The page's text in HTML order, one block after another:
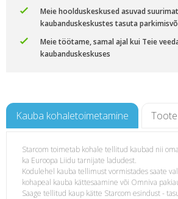
Meie hoolduskeskused asuvad
kaubanduskeskustes tasuta
Meie töötame, samal ajal kui Teie
kaubanduskeskuses
Kauba kohaletoimetamine
Starcom toimetab kohale tellitud kaubad nii
ka Euroopa Liidu tarnijate ladudest.
Kodulehel kauba tellimust vormistades saate
kohapeal kauba kättesaamine või Omniva
Saage tellitud kaup kätte Starcom esindust -